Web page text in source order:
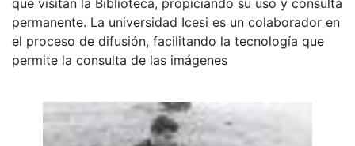
permanente. La universidad Icesi es un colaborador en
el proceso de difusión, facilitando la tecnología que
permite la consulta de las imágenes